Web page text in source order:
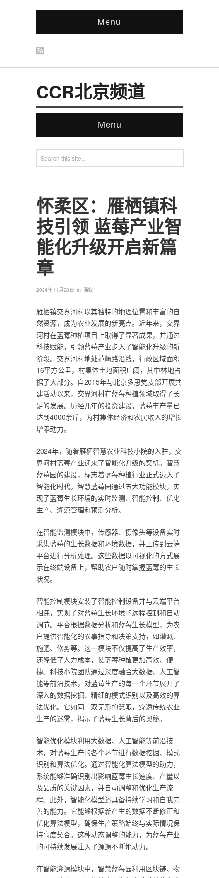
Menu
CCR北京频道
Menu
怀柔区：雁栖镇科
技引领 蓝莓产业智
能化升级开启新篇
章
2024年11月28日 in 商业
雁栖镇交界河村以其独特的地理位置和丰富的自
然资源，成为农业发展的新亮点。近年来，交界
河村在蓝莓种植项目上取得了显著成果，并通过
科技赋能，引领蓝莓产业步入了智能化升级的新
阶段。交界河村地处范崎路沿线，行政区域面积
16平方公里，村集体土地面积广阔，其中林地占
据了大部分。自2015年与北京多思党支部开展共
建活动以来，交界河村在蓝莓种植领域取得了长
足的发展。历经几年的投资建设，蓝莓丰产量已
达到4000余斤，为村集体经济和农民收入的增长
增添动力。
2024年，随着雁栖智慧农业科技小院的入驻，交
界河村蓝莓产业迎来了智能化升级的契机。智慧
蓝莓园的建设，标志着蓝莓种植行业正式迈入了
智能化时代。智慧蓝莓园通过五大功能模块，实
现了蓝莓生长环境的实时监测、智能控制、优化
生产、溯源管理和预测分析。
在智能监测模块中，传感器、摄像头等设备实时
采集蓝莓的生长数据和环境数据，并上传到云端
平台进行分析处理。这些数据以可视化的方式展
示在终端设备上，帮助农户随时掌握蓝莓的生长
状况。
智能控制模块安装了智能控制设备并与云端平台
相连，实现了对蓝莓生长环境的远程控制和自动
调节。平台根据数据分析和蓝莓生长模型，为农
户提供智能化的农事指导和决策支持，如灌溉、
施肥、修剪等。这一模块不仅提高了生产效率，
还降低了人力成本，使蓝莓种植更加高效、便
捷。科技小院团队通过深度融合大数据、人工智
能等前沿技术，对蓝莓生产的每一个环节展开了
深入的数据挖掘、精细的模式识别以及高效的算
法优化。它如同一双无形的慧眼，穿透传统农业
生产的迷雾，揭示了蓝莓生长背后的奥秘。
智能优化模块利用大数据、人工智能等前沿技
术，对蓝莓生产的各个环节进行数据挖掘、模式
识别和算法优化。通过智能化算法模型的助力，
系统能够准确识别出影响蓝莓生长速度、产量以
及品质的关键因素，并自动调整和优化生产流
程。此外，智能化模型还具备持续学习和自我完
善的能力。它能够根据新产生的数据不断修正和
优化算法模型，确保生产策略始终与实际情况保
持高度契合。这种动态调整的能力，为蓝莓产业
的可持续发展注入了源源不断地动力。
在智能溯源模块中，智慧蓝莓园利用区块链、物